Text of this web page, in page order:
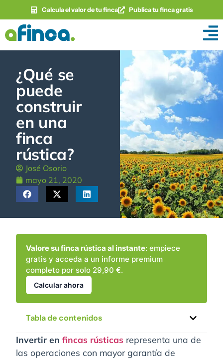
Calcula el valor de tu finca Publica tu finca gratis
¿Qué se
puede
construir
en una
finca
rústica?
José Osorio
mayo 21, 2020
Valore su finca rústica al instante: empiece
gratis y acceda a un informe premium
completo por solo 29,90 €.
Calcular ahora
Tabla de contenidos
Invertir en fincas rústicas representa una de
las operaciones con mayor garantía de